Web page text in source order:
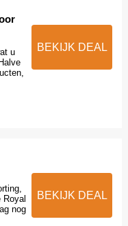
u
BEKIJK DEAL
Royal
nog
BEKIJK DEAL